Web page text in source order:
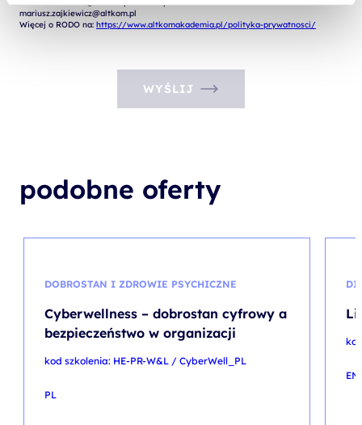
mariusz.zajkiewicz@altkom.pl
Więcej o RODO na: https://www.altkomakademia.pl/polityka-prywatnosci/
WYŚLIJ
podobne oferty
DOBROSTAN I ZDROWIE PSYCHICZNE
Cyberwellness – dobrostan cyfrowy a
bezpieczeństwo w organizacji
kod szkolenia: HE-PR-W&L / CyberWell_PL
PL
EN